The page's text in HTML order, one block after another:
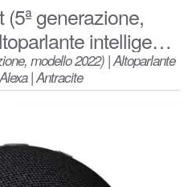
generazione,
intelligente
modello 2022) | Altoparlante
| Antracite